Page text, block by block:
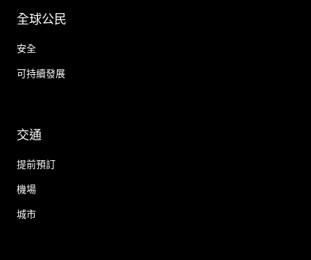
全球公民
安全
可持續發展
交通
提前預訂
機場
城市